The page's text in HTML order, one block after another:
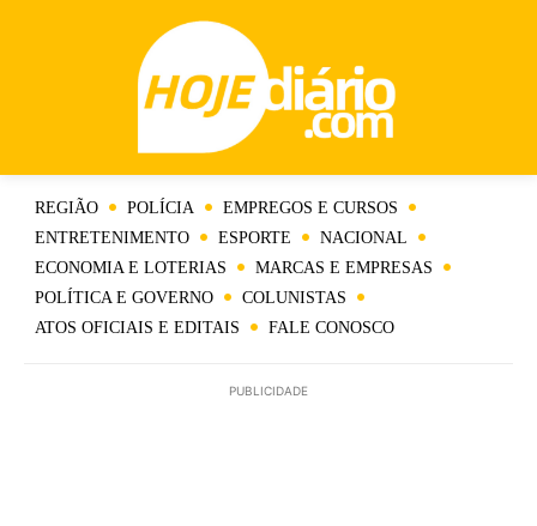
REGIÃO POLÍCIA
EMPREGOS E CURSOS
ENTRETENIMENTO
ESPORTE
NACIONAL
ECONOMIA E LOTERIAS
MARCAS E EMPRESAS
POLÍTICA E GOVERNO
COLUNISTAS
ATOS OFICIAIS E EDITAIS
FALE CONOSCO
PUBLICIDADE